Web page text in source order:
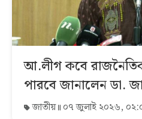
আ.লীগ কবে রাজনৈতিক
পারবে জানালেন ডা.
জাতীয় ০৭ জুলাই ২০২৬,